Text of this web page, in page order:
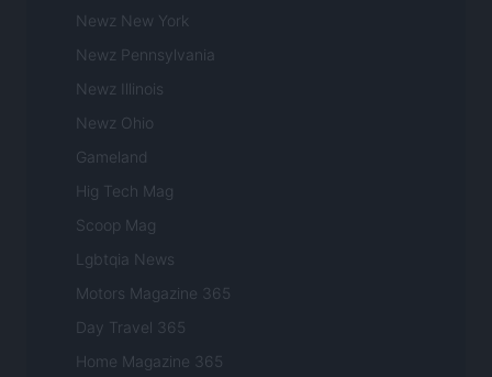
Newz New York
Newz Pennsylvania
Newz Illinois
Newz Ohio
Gameland
Hig Tech Mag
Scoop Mag
Lgbtqia News
Motors Magazine 365
Day Travel 365
Home Magazine 365